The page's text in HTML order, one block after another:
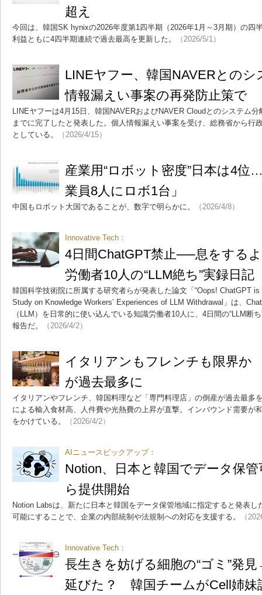
超え
今回は、韓国SK hynixの2026年度第1四半期（2026年1月～3月期）の四
利益ともに4四半期連続で過去最高を更新した。
（2026/5/1）
LINEヤフー、韓国NAVERとの
情報漏えい事案の再発防止策で
LINEヤフーは4月15日、韓国NAVERおよびNAVER Cloudとのシステム
までに完了したと発表した。個人情報漏えい事案を受け、総務省から行
としている。
（2026/4/15）
産業用“ロボット密度”日本は4
業員8人にロボ1台」
中国もロボット大国であることが、数字で明らかに。 （2026/4/8）
Innovative Tech：
4日間ChatGPT禁止──息をする
労働者10人の“LLM絶ち”実録日記
韓国科学技術院に所属する研究者らが発表した論文「“Oops! ChatGPT is
Study on Knowledge Workers’ Experiences of LLM Withdrawal」は、
（LLM）を日常的に使い込んでいる知識労働者10人に、4日間の“LLM断
報告だ。
（2026/4/2）
イタリアンもフレンチも限界か
が過去最多に
イタリアンやフレンチ、韓国料理など「専門料理店」の倒産が過去最多
による輸入食材高、人件費や光熱費の上昇が直撃。インバウンド需要が
をかけている。
（2026/4/2）
AIニュースピックアップ：
Notion、日本と韓国でデータ保
ら提供開始
Notion Labsは、新たに日本と韓国をデータ保管地域に指定すると発表
可能にすることで、企業の内部統制や法規制への対応を支援する。
（
Innovative Tech：
長生きを妨げる細胞の“ゴミ”発
延びた？ 韓国チームがCell姉妹